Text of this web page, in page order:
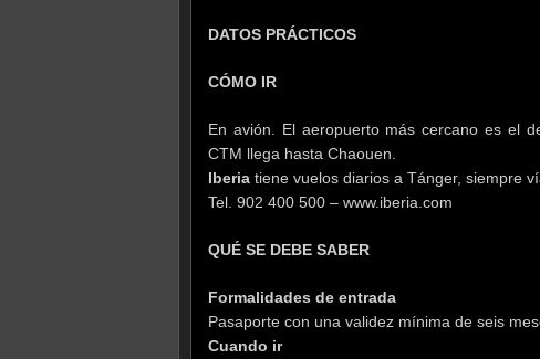
DATOS PRÁCTICOS
CÓMO IR
En avión. El aeropuerto más cercano es el
CTM llega hasta Chaouen.
Iberia tiene vuelos diarios a Tánger, siempre
Tel. 902 400 500 – www.iberia.com
QUÉ SE DEBE SABER
Formalidades de entrada
Pasaporte con una validez mínima de seis
Cuando ir